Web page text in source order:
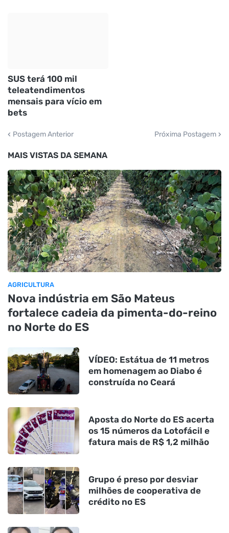
SUS terá 100 mil
teleatendimentos
mensais para vício em
bets
Postagem Anterior Próxima Postagem
MAIS VISTAS DA SEMANA
AGRICULTURA
Nova indústria em São Mateus
fortalece cadeia da pimenta-do-reino
no Norte do ES
VÍDEO: Estátua de 11 metros
em homenagem ao Diabo é
construída no Ceará
Aposta do Norte do ES acerta
os 15 números da Lotofácil e
fatura mais de R$ 1,2 milhão
Grupo é preso por desviar
milhões de cooperativa de
crédito no ES